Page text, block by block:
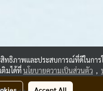
ทธิภาพและประสบการณ์ที่ดีในการ
ติมได้ที่นโยบายความเป็นส่วนตัว ,